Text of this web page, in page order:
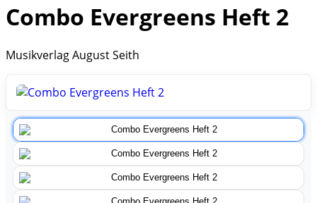
Combo Evergreens Heft 2
Musikverlag August Seith